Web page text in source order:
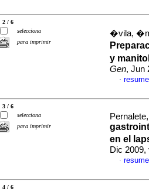
2 / 6
selecciona
para imprimir
�vila,
y
Gen, Jun
·
3 / 6
selecciona
para imprimir
en el
Dic 2009,
·
4 / 6